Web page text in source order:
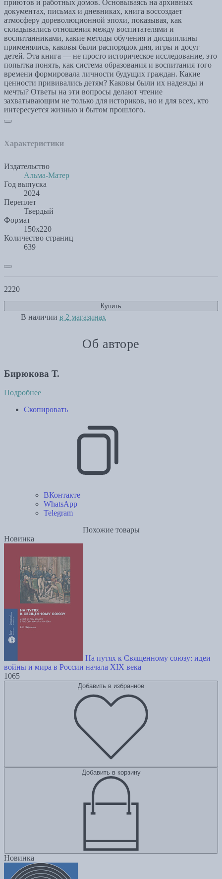
приютов и работных домов. Основываясь на архивных
документах, письмах и дневниках, книга воссоздает
атмосферу дореволюционной эпохи, показывая, как
складывались отношения между воспитателями и
воспитанниками, какие методы обучения и дисциплины
применялись, каковы были распорядок дня, игры и досуг
детей. Эта книга — не просто историческое исследование, это
попытка понять, как система образования и воспитания того
времени формировала личности будущих граждан. Какие
ценности прививались детям? Каковы были их надежды и
мечты? Ответы на эти вопросы делают чтение
захватывающим не только для историков, но и для всех, кто
интересуется жизнью и бытом прошлого.
Характеристики
Издательство
Альма-Матер
Год выпуска
2024
Переплет
Твердый
Формат
150x220
Количество страниц
639
2220
Купить
В наличии в 2 магазинах
Об авторе
Бирюкова Т.
Подробнее
Скопировать
ВКонтакте
WhatsApp
Telegram
Похожие товары
Новинка
На путях к Священному союзу: идеи
войны и мира в России начала XIX века
1065
Добавить в избранное
Добавить в корзину
Новинка